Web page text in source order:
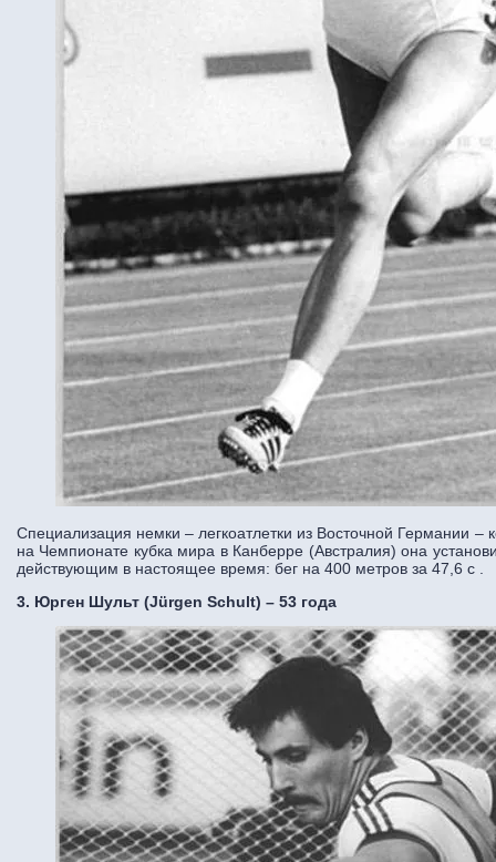
Специализация немки – легкоатлетки из Восточной Германии –
на Чемпионате кубка мира в Канберре (Австралия) она
действующим в настоящее время: бег на 400 метров за 47,6 с .
3. Юрген Шульт (Jürgen Schult) – 53 года